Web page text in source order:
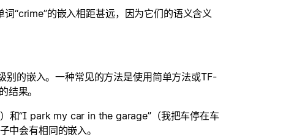
“crime”的嵌入相距甚远，因为它们的语义含义
的嵌入。一种常见的方法是使用简单方法或TF-
结果。
和“I park my car in the garage”（我把车停在车
中会有相同的嵌入。